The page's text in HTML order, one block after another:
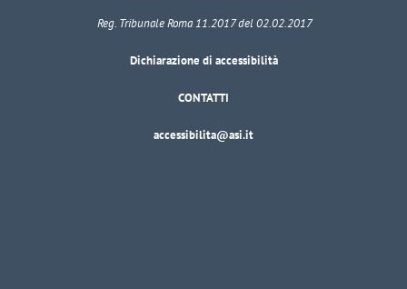
Reg. Tribunale Roma 11.2017 del 02.02.2017
Dichiarazione di accessibilità
CONTATTI
accessibilita@asi.it